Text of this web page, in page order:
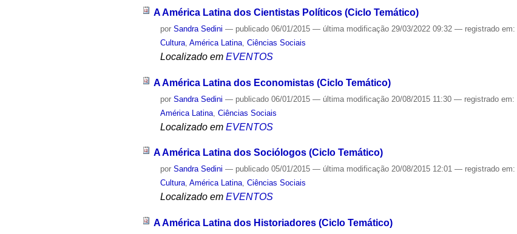
A América Latina dos Cientistas Políticos (Ciclo Temático)
porSandra Sedini — publicado 06/01/2015— última modificação 29/03/2022 09:32— registrado em:
Cultura ,América Latina ,Ciências Sociais
Localizado em EVENTOS
A América Latina dos Economistas (Ciclo Temático)
porSandra Sedini — publicado 06/01/2015— última modificação 20/08/2015 11:30— registrado em:
América Latina ,Ciências Sociais
Localizado em EVENTOS
A América Latina dos Sociólogos (Ciclo Temático)
porSandra Sedini — publicado 05/01/2015— última modificação 20/08/2015 12:01— registrado em:
Cultura,América Latina,Ciências Sociais
Localizado em EVENTOS
A América Latina dos Historiadores (Ciclo Temático)